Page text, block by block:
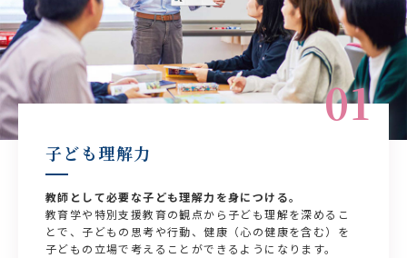
01
子ども理解力
教師として必要な子ども理解力を身につける。
教育学や特別支援教育の観点から子ども理解を深めるこ
とで、子どもの思考や行動、健康（心の健康を含む）を
子どもの立場で考えることができるようになります。